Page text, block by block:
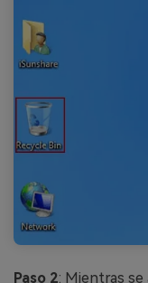
Paso 2: Mientras se